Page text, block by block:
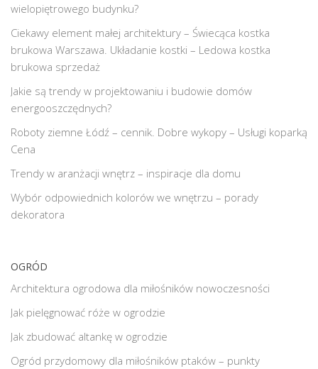
wielopiętrowego budynku?
Ciekawy element małej architektury – Świecąca kostka
brukowa Warszawa. Układanie kostki – Ledowa kostka
brukowa sprzedaż
Jakie są trendy w projektowaniu i budowie domów
energooszczędnych?
Roboty ziemne Łódź – cennik. Dobre wykopy – Usługi koparką
Cena
Trendy w aranżacji wnętrz – inspiracje dla domu
Wybór odpowiednich kolorów we wnętrzu – porady
dekoratora
OGRÓD
Architektura ogrodowa dla miłośników nowoczesności
Jak pielęgnować róże w ogrodzie
Jak zbudować altankę w ogrodzie
Ogród przydomowy dla miłośników ptaków – punkty